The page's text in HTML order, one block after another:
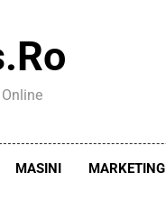
MASINI MARKETING